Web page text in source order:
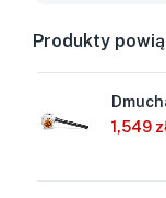
Produkty
1,549